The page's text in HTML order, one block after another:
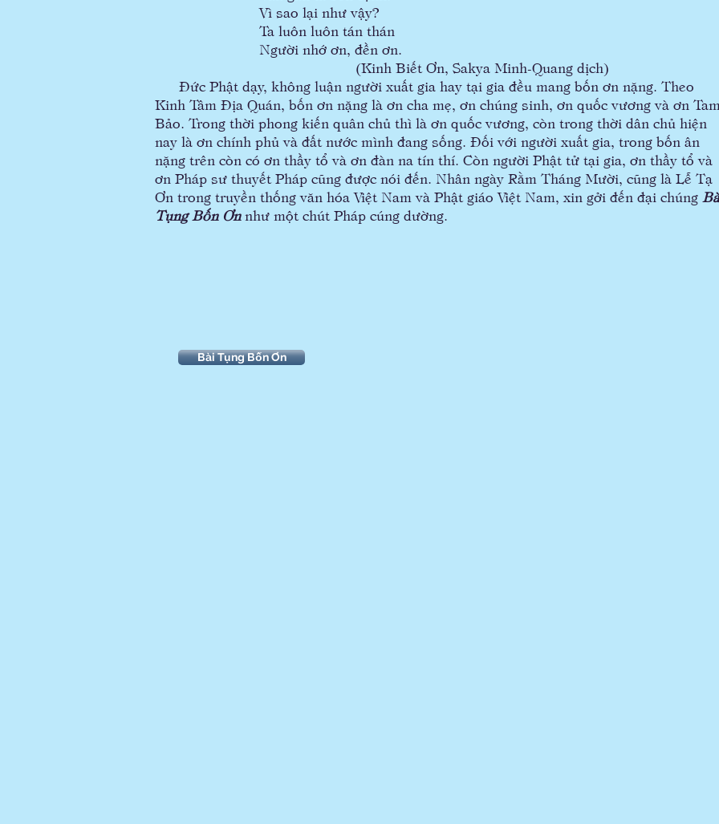
Vì sao lại như vậy?
Ta luôn luôn tán thán
Người nhớ ơn, đền ơn.
(Kinh Biết Ơn, Sakya Minh-Quang dịch)
Đức Phật dạy, không luận người xuất gia hay tại gia đều mang bốn ơn nặng. Theo
Kinh Tâm Địa Quán, bốn ơn nặng là ơn cha mẹ, ơn chúng sinh, ơn quốc vương và ơn
Bảo. Trong thời phong kiến quân chủ thì là ơn quốc vương, còn trong thời dân chủ hiện
nay là ơn chính phủ và đất nước mình đang sống. Đối với người xuất gia, trong bốn ân
nặng trên còn có ơn thầy tổ và ơn đàn na tín thí. Còn người Phật tử tại gia, ơn thầy tổ và
ơn Pháp sư thuyết Pháp cũng được nói đến. Nhân ngày Rằm Tháng Mười, cũng là Lễ Tạ
Ơn trong truyền thống văn hóa Việt Nam và Phật giáo Việt Nam, xin gởi đến đại chúng
Tụng Bốn Ơnnhư một chút Pháp cúng dường.
Bài Tụng Bốn Ơn